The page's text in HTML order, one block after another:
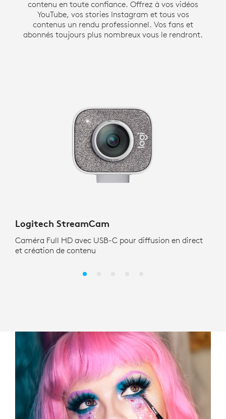
contenu en toute confiance. Offrez à vos vidéos
YouTube, vos stories Instagram et tous vos
contenus un rendu professionnel. Vos fans et
abonnés toujours plus nombreux vous le rendront.
Logitech StreamCam
Caméra Full HD avec USB-C pour diffusion en direct
et création de contenu